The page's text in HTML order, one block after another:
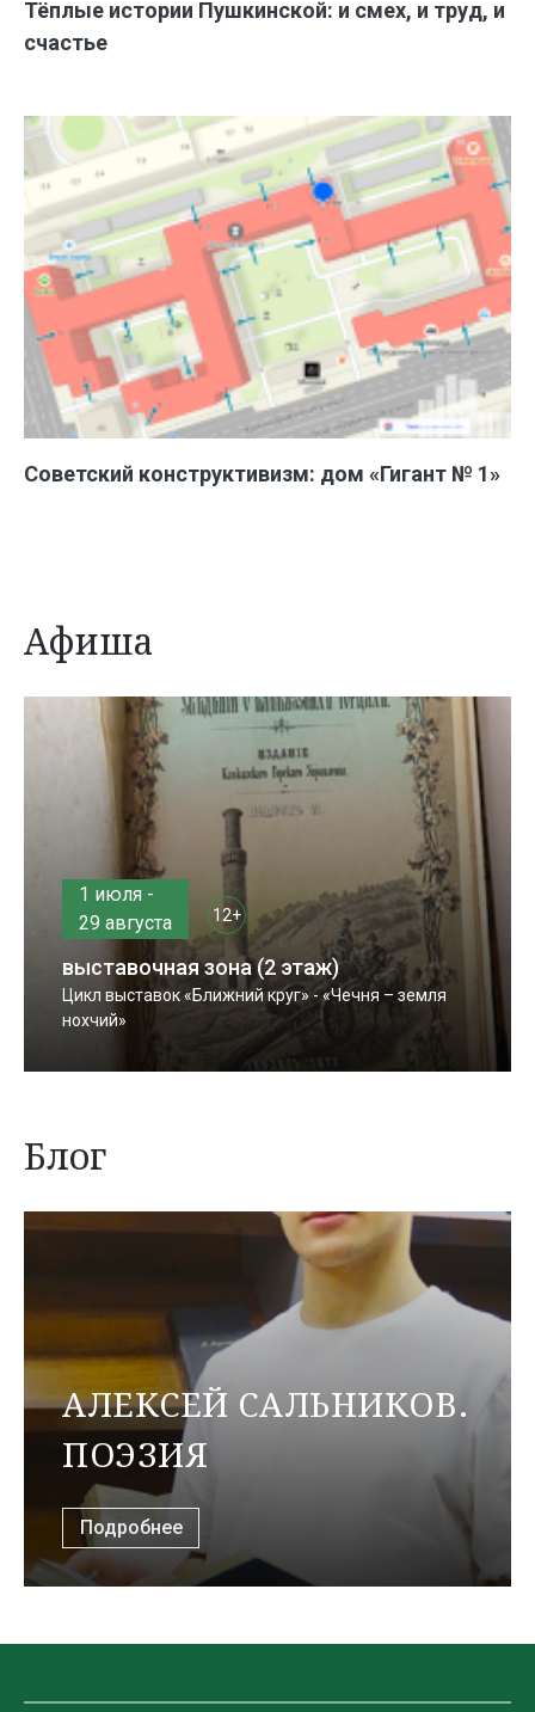
Тёплые истории Пушкинской: и смех, и труд, и
счастье
Советский конструктивизм: дом «Гигант № 1»
Афиша
1 июля -
29 августа
12+
выставочная зона (2 этаж)
Цикл выставок «Ближний круг» - «Чечня – земля
нохчий»
Блог
АЛЕКСЕЙ САЛЬНИКОВ.
ПОЭЗИЯ
Подробнее